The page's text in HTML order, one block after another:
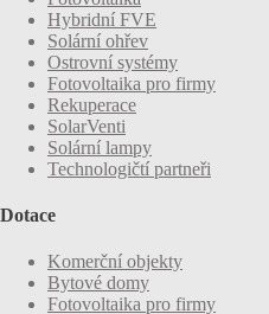
Hybridní FVE
Solární ohřev
Ostrovní systémy
Fotovoltaika pro firmy
Rekuperace
SolarVenti
Solární lampy
Technologičtí partneři
Dotace
Komerční objekty
Bytové domy
Fotovoltaika pro firmy